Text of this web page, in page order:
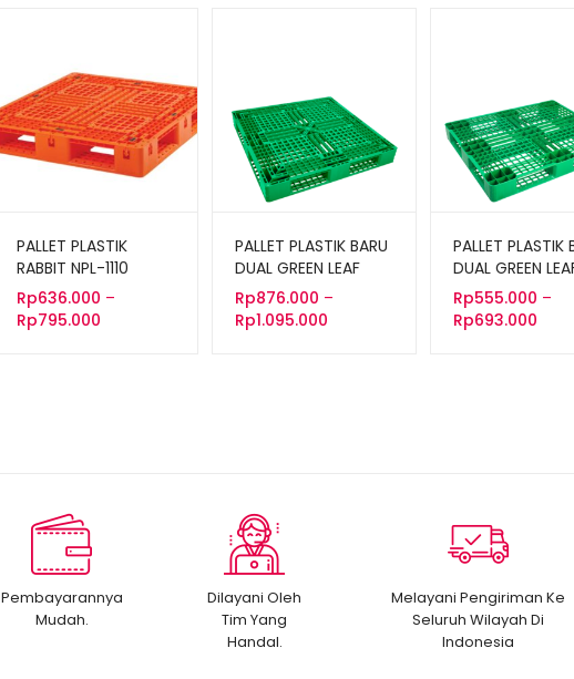
PALLET PLASTIK
RABBIT NPL-1110
UKURAN 110x100x15
CM
Rp636.000 –
Rp795.000
PALLET PLASTIK BARU
DUAL GREEN LEAF
2665 UKURAN
120x120x15 CM
Rp876.000 –
Rp1.095.000
PALLET PLASTIK
DUAL GREEN
2631 UKURAN
120x100x14 CM
Rp555.000 –
Rp693.000
Pembayarannya
Mudah.
Dilayani Oleh
Tim Yang
Handal.
Melayani Pengiriman Ke
Seluruh Wilayah Di
Indonesia